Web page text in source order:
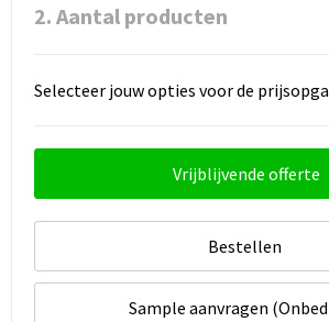
2. Aantal producten
Selecteer jouw opties voor de
Vrijblijvende offerte
Bestellen
Sample aanvragen